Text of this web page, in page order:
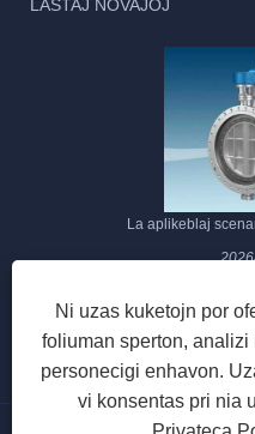
LASTAJ NOVAĴOJ
La aplikeblaj
La papilia valvo taŭgas
premoperdo de la papilia
Ni uzas kuketojn por
foliuman sperton, analizi
personecigi enhavon.
vi konsentas pri nia